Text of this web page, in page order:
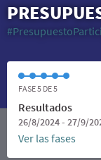
FASE 5 DE 5
Resultados
26/8/2024 - 27/9/
Ver las fases